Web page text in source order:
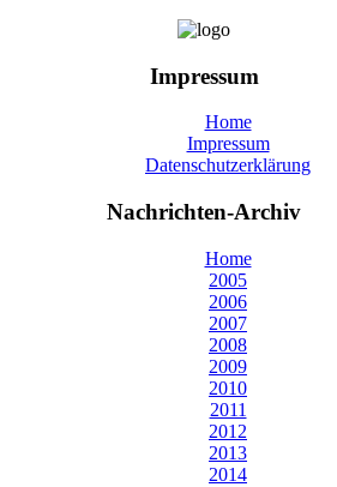
Impressum
Home
Impressum
Datenschutzerklärung
Nachrichten-Archiv
Home
2005
2006
2007
2008
2009
2010
2011
2012
2013
2014